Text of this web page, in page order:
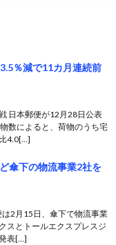
％減で11カ月連続前
日本郵便が12月28日公表
数によると、荷物のうち宅
4.0[…]
傘下の物流事業2社を
2月15日、傘下で物流事業
スとトールエクスプレスジ
表[…]